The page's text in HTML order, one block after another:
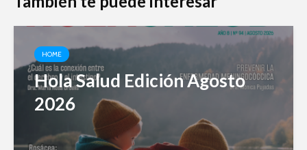
HOME
Hola Salud Edición Agosto
2026